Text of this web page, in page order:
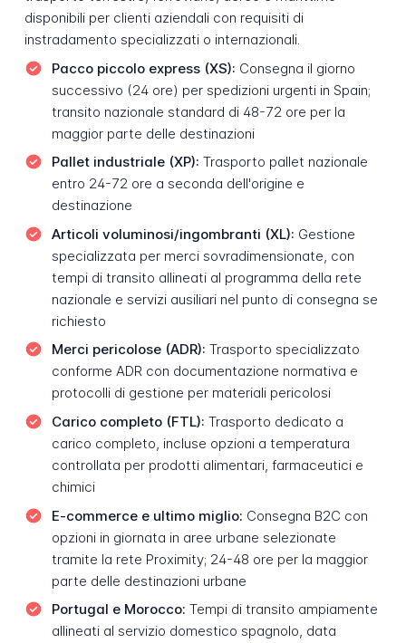
disponibili per clienti aziendali con requisiti di
instradamento specializzati o internazionali.
Pacco piccolo express (XS): Consegna il giorno
successivo (24 ore) per spedizioni urgenti in Spain;
transito nazionale standard di 48-72 ore per la
maggior parte delle destinazioni
Pallet industriale (XP): Trasporto pallet nazionale
entro 24-72 ore a seconda dell'origine e
destinazione
Articoli voluminosi/ingombranti (XL): Gestione
specializzata per merci sovradimensionate, con
tempi di transito allineati al programma della rete
nazionale e servizi ausiliari nel punto di consegna se
richiesto
Merci pericolose (ADR): Trasporto specializzato
conforme ADR con documentazione normativa e
protocolli di gestione per materiali pericolosi
Carico completo (FTL): Trasporto dedicato a
carico completo, incluse opzioni a temperatura
controllata per prodotti alimentari, farmaceutici e
chimici
E-commerce e ultimo miglio: Consegna B2C con
opzioni in giornata in aree urbane selezionate
tramite la rete Proximity; 24-48 ore per la maggior
parte delle destinazioni urbane
Portugal e Morocco: Tempi di transito ampiamente
allineati al servizio domestico spagnolo, data